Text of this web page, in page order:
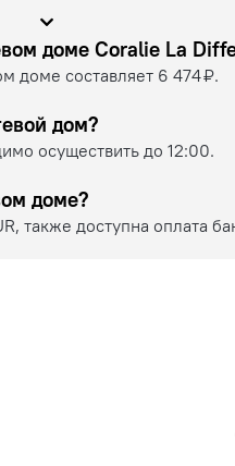
проживание в гостевом доме
доме составляет 6 474 ₽.
заезд и выезд в гостевой дом?
осуществить до 12:00.
в гостевом доме?
также доступна оплата